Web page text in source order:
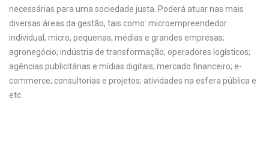
necessárias para uma sociedade justa. Poderá atuar nas mais
diversas áreas da gestão, tais como: microempreendedor
individual; micro, pequenas, médias e grandes empresas;
agronegócio; indústria de transformação; operadores logísticos;
agências publicitárias e mídias digitais; mercado financeiro; e-
commerce; consultorias e projetos; atividades na esfera pública e
etc.